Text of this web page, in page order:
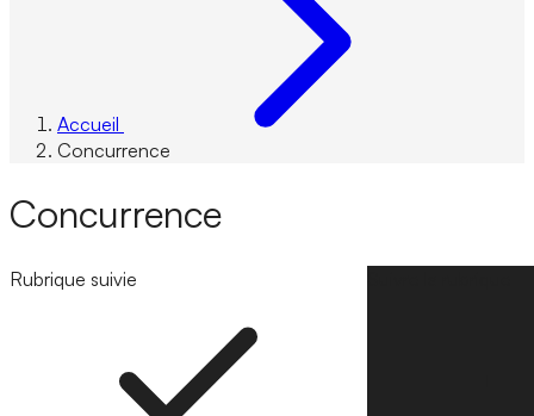
Accueil
Concurrence
Concurrence
Rubrique suivie